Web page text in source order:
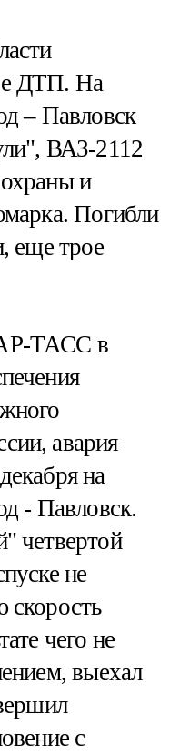
ДТП. На
– Павловск
ВАЗ-2112
и
Погибли
еще трое
ТАСС в
авария
на
- Павловск.
четвертой
не
скорость
чего не
выехал
с